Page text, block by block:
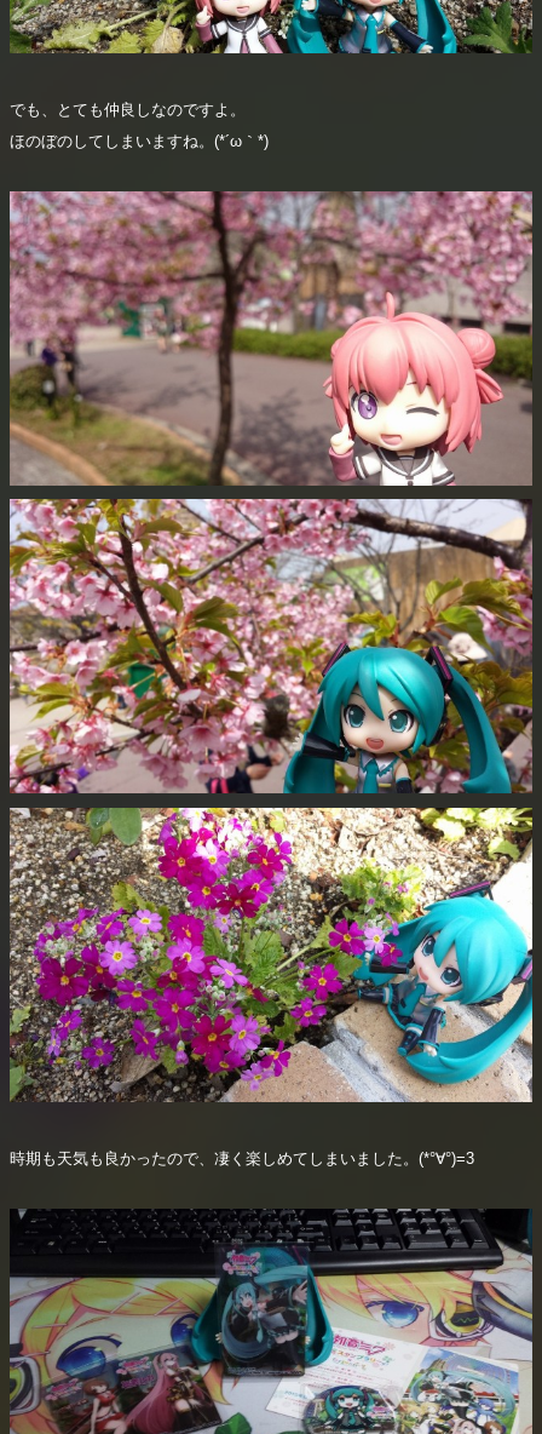
でも、とても仲良しなのですよ。
ほのぼのしてしまいますね。(*´ω｀*)
時期も天気も良かったので、凄く楽しめてしまいました。(*°∀°)=3